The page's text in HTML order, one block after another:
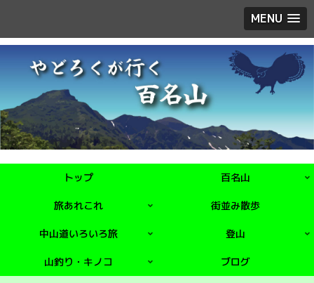
MENU
トップ 百名山
旅あれこれ 街並み散歩
中山道いろいろ旅 登山
山釣り・キノコ ブログ